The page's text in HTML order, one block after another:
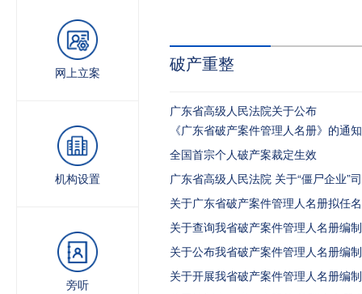
网上立案
机构设置
旁听
破产重整
广东省高级人民法院关于公布
《广东省破产案件管理人名册》的通知
全国首宗个人破产案裁定生效
广东省高级人民法院 关于“僵尸企业”
关于广东省破产案件管理人名册拟任
关于查询我省破产案件管理人名册编
关于公布我省破产案件管理人名册编
关于开展我省破产案件管理人名册编